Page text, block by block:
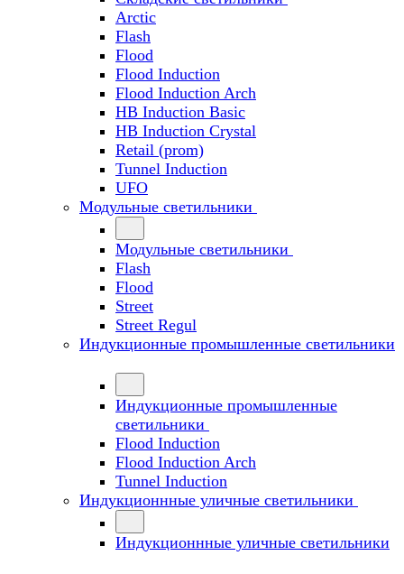
Arctic
Flash
Flood
Flood Induction
Flood Induction Arch
HB Induction Basic
HB Induction Crystal
Retail (prom)
Tunnel Induction
UFO
Модульные светильники
Модульные светильники
Flash
Flood
Street
Street Regul
Индукционные промышленные светильники
Индукционные промышленные
светильники
Flood Induction
Flood Induction Arch
Tunnel Induction
Индукционнные уличные светильники
Индукционнные уличные светильники